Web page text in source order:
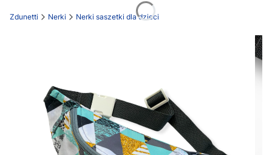
Zdunetti Nerki Nerki saszetki dla dzieci